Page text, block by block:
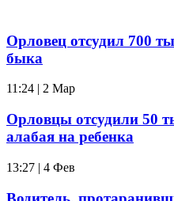
Орловец отсудил 700
быка
11:24 | 2 Мар
Орловцы отсудили 50
алабая на ребенка
13:27 | 4 Фев